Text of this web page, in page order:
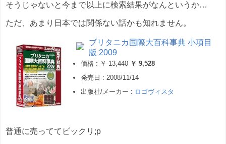
そうじゃないと今まで以上に検索結果がなんというか…
ただ、あまり日本では関係ない話かも知れません。
ブリタニカ国際大百科事典 小項目
版 2009
価格 :￥ 13,440 ￥ 9,528
発売日 : 2008/11/14
出版社/メーカー : ロゴヴィスタ
普通に売っててビックリ;p